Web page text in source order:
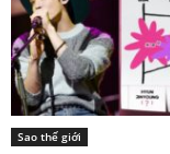
Sao thế giới